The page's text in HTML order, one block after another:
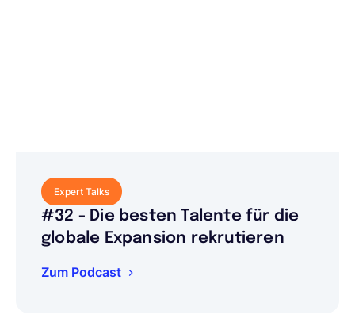
Expert Talks
#32 - Die besten Talente für die
globale Expansion rekrutieren
Zum Podcast